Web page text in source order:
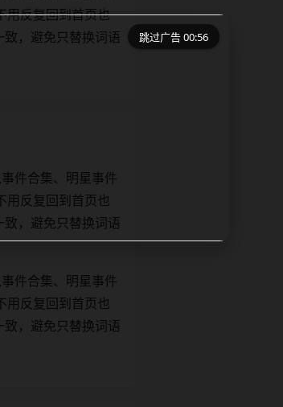
用反复回到首页也
，避免只替换词语
件合集、明星事件
用反复回到首页也
，避免只替换词语
件合集、明星事件
用反复回到首页也
，避免只替换词语
跳过广告 00:56